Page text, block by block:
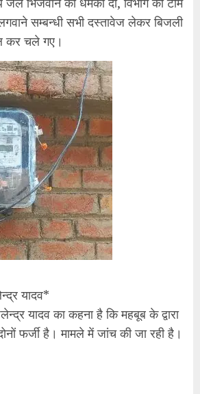
सम्बन्धी सभी दस्तावेज लेकर बिजली
कर चले गए।
यादव*
यादव का कहना है कि महबूब के द्वारा
फर्जी है। मामले में जांच की जा रही है।